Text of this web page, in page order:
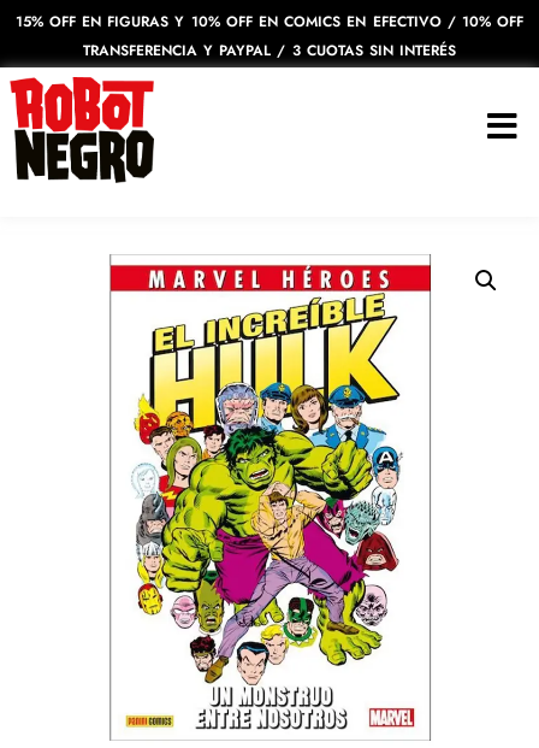
15% OFF EN FIGURAS Y 10% OFF EN COMICS EN EFECTIVO / 10% OFF
TRANSFERENCIA Y PAYPAL / 3 CUOTAS SIN INTERÉS